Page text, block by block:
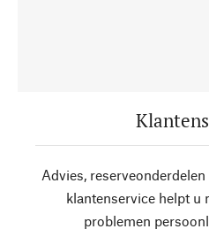
Advies,
klantenservice helpt u
problemen